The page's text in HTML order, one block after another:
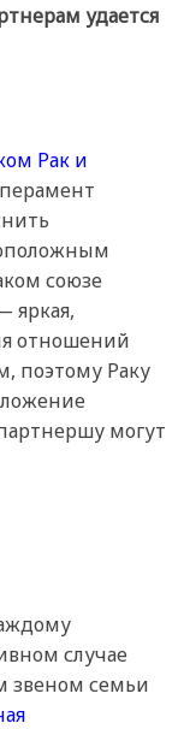
удается
Рак и
союзе
яркая,
отношений
поэтому Раку
могут
случае
звеном семьи